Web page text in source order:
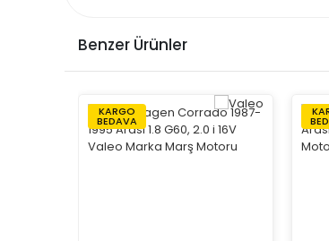
Benzer Ürünler
KARGO
BEDAVA